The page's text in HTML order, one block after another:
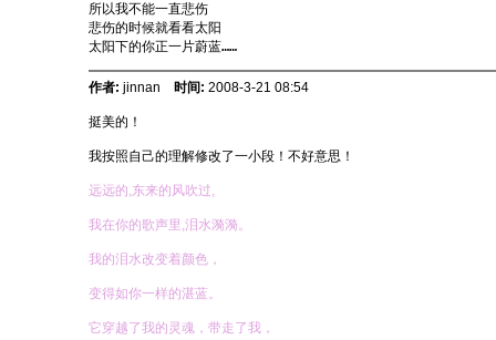
所以我不能一直悲伤
悲伤的时候就看看太阳
太阳下的你正一片蔚蓝……
作者: jinnan 时间: 2008-3-21 08:54
挺美的！
我按照自己的理解修改了一小段！不好意思！
远远的,东来的风吹过,
我在你的歌声里,泪水漪漪。
我的泪水改变着颜色，
变得如你一样的湛蓝。
它穿越了我的灵魂，带走了我，